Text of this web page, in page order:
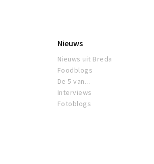
Nieuws
Nieuws uit Breda
Foodblogs
De 5 van...
Interviews
Fotoblogs